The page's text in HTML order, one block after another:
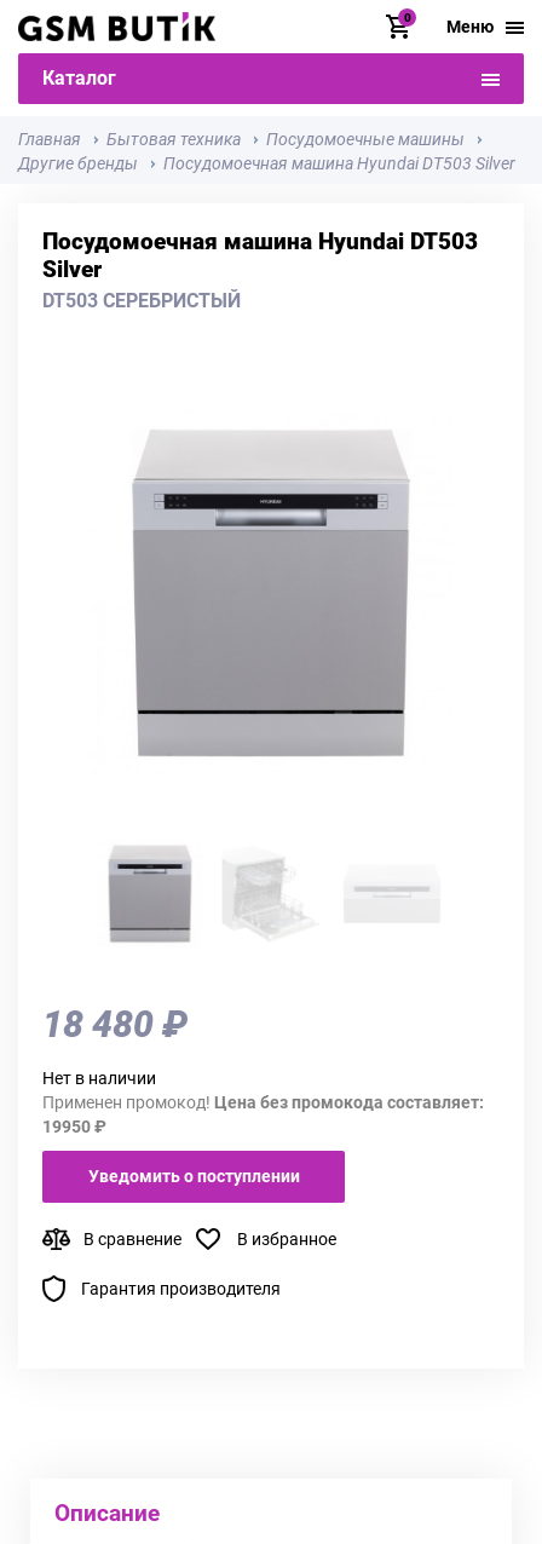
0 Меню
Каталог
Главная Бытовая техника
Посудомоечные машины
Другие бренды
Посудомоечная машина Hyundai DT503 Silver
Посудомоечная машина Hyundai DT503
Silver
DT503 СЕРЕБРИСТЫЙ
18 480 ₽
Нет в наличии
Применен промокод! Цена без промокода составляет:
19950 ₽
Уведомить о поступлении
В сравнение В избранное
Гарантия производителя
Описание